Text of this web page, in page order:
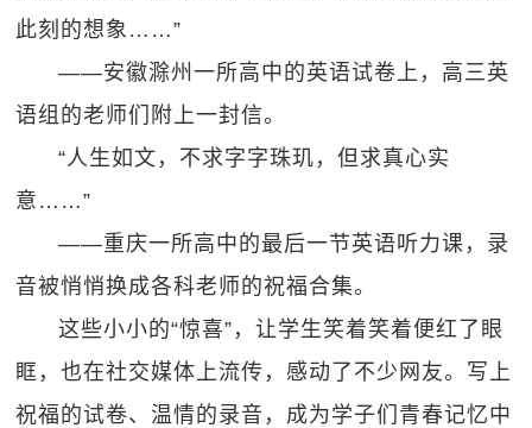
此刻的想象……”
——安徽滁州一所高中的英语试卷上，高三英
语组的老师们附上一封信。
“人生如文，不求字字珠玑，但求真心实
意……”
——重庆一所高中的最后一节英语听力课，录
音被悄悄换成各科老师的祝福合集。
这些小小的“惊喜”，让学生笑着笑着便红了眼
眶，也在社交媒体上流传，感动了不少网友。写上
祝福的试卷、温情的录音，成为学子们青春记忆中